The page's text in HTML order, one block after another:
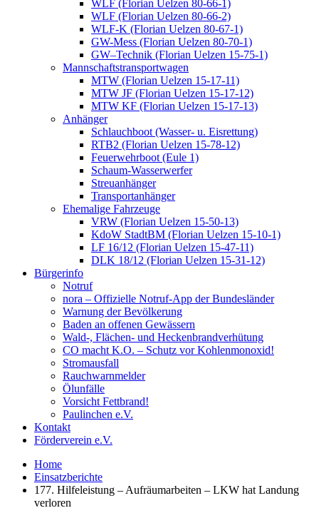
WLF (Florian Uelzen 80-66-1)
WLF (Florian Uelzen 80-66-2)
WLF-K (Florian Uelzen 80-67-1)
GW-Mess (Florian Uelzen 80-70-1)
GW–Technik (Florian Uelzen 15-75-1)
Mannschaftstransportwagen
MTW (Florian Uelzen 15-17-11)
MTW JF (Florian Uelzen 15-17-12)
MTW KF (Florian Uelzen 15-17-13)
Anhänger
Schlauchboot (Wasser- u. Eisrettung)
RTB2 (Florian Uelzen 15-78-12)
Feuerwehrboot (Eule 1)
Schaum-Wasserwerfer
Streuanhänger
Transportanhänger
Ehemalige Fahrzeuge
VRW (Florian Uelzen 15-50-13)
KdoW StadtBM (Florian Uelzen 15-10-1)
LF 16/12 (Florian Uelzen 15-47-11)
DLK 18/12 (Florian Uelzen 15-31-12)
Bürgerinfo
Notruf
nora – Offizielle Notruf-App der Bundesländer
Warnung der Bevölkerung
Baden an offenen Gewässern
Wald-, Flächen- und Heckenbrandverhütung
CO macht K.O. – Schutz vor Kohlenmonoxid!
Stromausfall
Rauchwarnmelder
Ölunfälle
Vorsicht Fettbrand!
Paulinchen e.V.
Kontakt
Förderverein e.V.
Home
Einsatzberichte
177. Hilfeleistung – Aufräumarbeiten – LKW hat Landung
verloren